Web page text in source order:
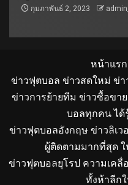
กุมภาพันธ์ 2, 2023
หน้าแรก
ข่าวฟุตบอล ข่าวสดใหม่ ข่า
ข่าวการย้ายทีม ข่าวซื้อขา
บอลทุกคน ได้
ข่าวฟุตบอลอังกฤษ ข่าวลิเ
ผู้ติดตามมากที่สุด ใ
ข่าวฟุตบอลยุโรป ความเค
ทั้งห้าลีก